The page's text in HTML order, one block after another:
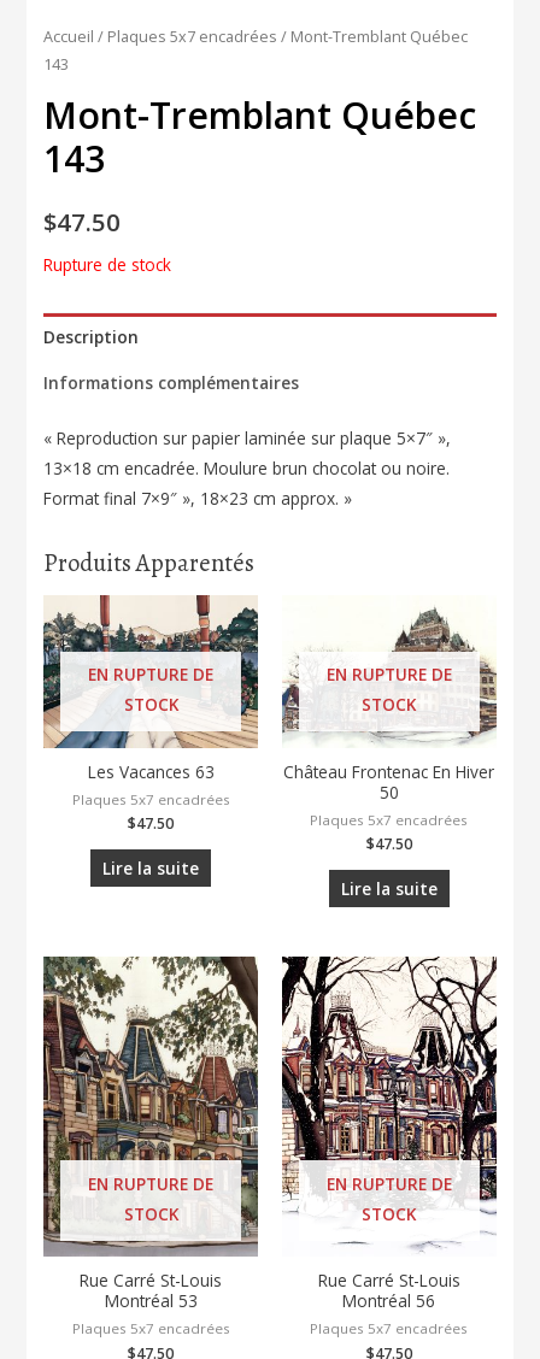
Accueil / Plaques 5x7 encadrées / Mont-Tremblant Québec
143
Mont-Tremblant Québec
143
$47.50
Rupture de stock
Description
Informations complémentaires
« Reproduction sur papier laminée sur plaque 5×7″ »,
13×18 cm encadrée. Moulure brun chocolat ou noire.
Format final 7×9″ », 18×23 cm approx. »
Produits Apparentés
EN RUPTURE DE
STOCK
Les Vacances 63
Plaques 5x7 encadrées
$47.50
Lire la suite
EN RUPTURE DE
STOCK
Château Frontenac En Hiver
50
Plaques 5x7 encadrées
$47.50
Lire la suite
EN RUPTURE DE
STOCK
Rue Carré St-Louis
Montréal 53
Plaques 5x7 encadrées
$47.50
EN RUPTURE DE
STOCK
Rue Carré St-Louis
Montréal 56
Plaques 5x7 encadrées
$47.50